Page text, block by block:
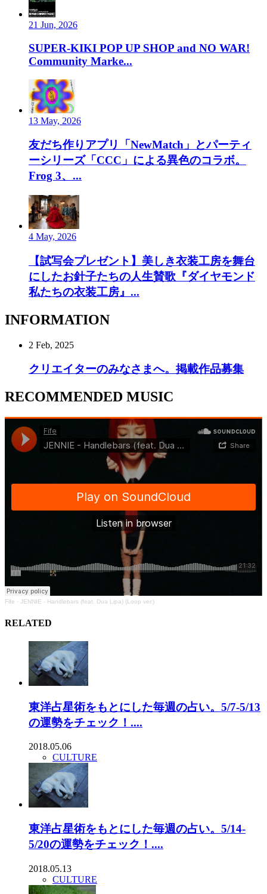
21 Jun, 2026
SUPER-KIKI POP UP SHOP and NO WAR!
Community Marke...
13 May, 2026
友だち作りアプリ「NewMatch」とパーティ
ーシリーズ「CCC」による異色のコラボ。
Frog 3、...
4 May, 2026
【試写会プレゼント】美しき衣装工房を舞台
にしたお針子たちの人生賛歌『ダイヤモンド
私たちの衣装工房』...
INFORMATION
2 Feb, 2025
クリエイターのみなさまへ。掲載作品募集
RECOMMENDED MUSIC
Fife · JENNIE - Handlebars (feat. Dua Lipa) (Loop ver.)
RELATED
東洋占星術をもとにした毎週の占い。5/7-5/13
の運勢をチェック！....
2018.05.06
CULTURE
東洋占星術をもとにした毎週の占い。5/14-
5/20の運勢をチェック！....
2018.05.13
CULTURE